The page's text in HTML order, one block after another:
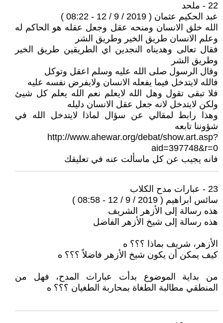
22 - ملحد
عبد الحكيم عثمان ( 2019 / 9 / 12 - 08:22 )
الله خلق الانسان ومنحه عقل وجعل عقله هو الحاكم له
وعلم الانسان طريق الخير وطريق الشر
فقال تعالى وهديناه النجدين اي الطريقين طريق الخير
وطريق الشر
وقال الرسول صلى الله عليه وسلم اعقل وتوكل
فالله لايتدخل فيما يفعله الانسان ولايفرض نفسه عليه
فلا تبقى تقول وهل الله لايعلم نعم الله يعلم كل شيئ
ولكن لايتدخل لانه جعل عقل الانسان دليله
وهذا رابط لمقالي عن سؤال لماذا لايتدخل الله في
شؤوننا تابعه
http://www.ahewar.org/debat/show.art.asp?
aid=397748&r=0
فانه يجيب عن كل ماسألت عنه في تعليقك
23 - عبارات مدح الكلاب
سائس ابراهيم ( 2019 / 9 / 12 - 08:58 )
هذه رسالة إلى الأزهر الشريف
هذه رسالة إلى شيخ الأزهر الفاضل
الأزهر، شريف بماذا ؟؟؟ ه
كيف يمكن أن يكون شيخ الأزهر فاضلاً ؟؟؟ ه
من بداية الموضوع بدأت عبارات المدح، فهل من
المنطقي مطالبة الطغاة بمحاربة الطغيان ؟؟؟ ه